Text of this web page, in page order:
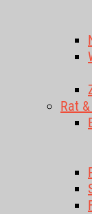
Rat